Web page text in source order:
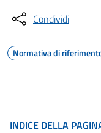
Condividi
Normativa di
INDICE DELLA